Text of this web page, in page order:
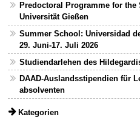
Predoctoral Programme for
Universität Gießen
Summer School: Universidad
29. Juni-17. Juli 2026
Studiendarlehen des
DAAD-Auslandsstipendien für
absolventen
Kategorien